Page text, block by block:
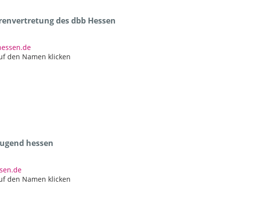
des dbb Hessen
den Namen klicken
hessen
den Namen klicken